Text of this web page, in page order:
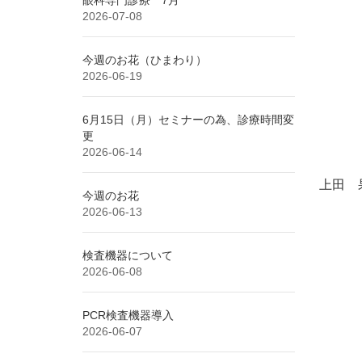
上田
2026-07-08
今週のお花（ひまわり）
2026-06-19
6月15日（月）セミナーの為、診療時間変
更
2026-06-14
今週のお花
2026-06-13
検査機器について
2026-06-08
PCR検査機器導入
2026-06-07